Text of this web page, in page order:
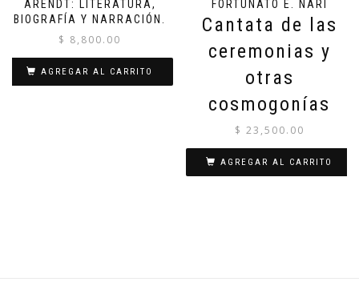
ARENDT: LITERATURA,
BIOGRAFÍA Y NARRACIÓN.
$ 8,800.00
AGREGAR AL CARRITO
FORTUNATO E. NARI
Cantata de las
ceremonias y
otras
cosmogonías
$ 23,500.00
AGREGAR AL CARRITO